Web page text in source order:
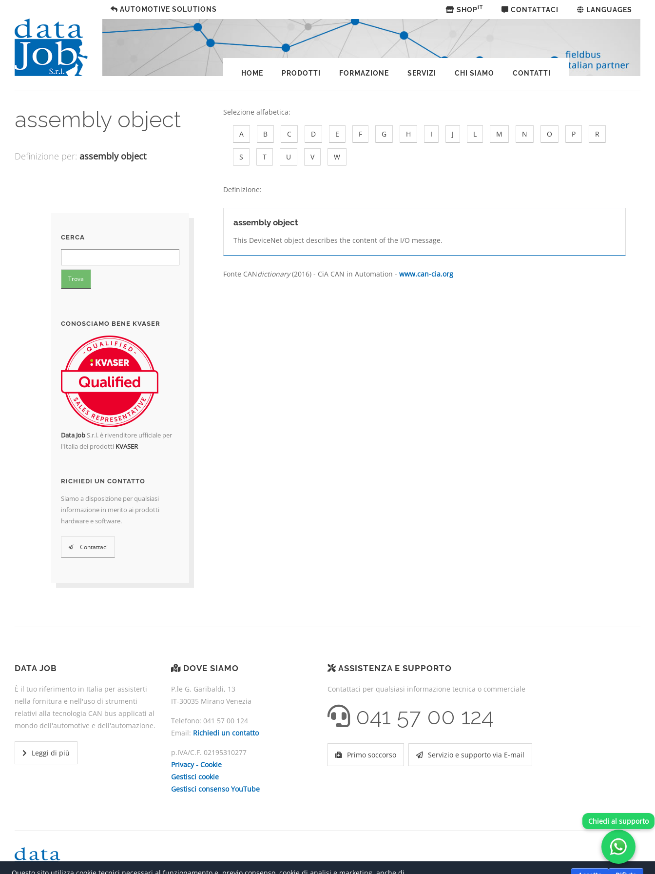
AUTOMOTIVE SOLUTIONS SHOP IT CONTATTACI LANGUAGES
HOME PRODOTTI FORMAZIONE SERVIZI CHI SIAMO CONTATTI
assembly object
Definizione per: assembly object
Selezione alfabetica:
A B C D E F G H I J L M N O P R
S T U V W
Definizione:
assembly object
This DeviceNet object describes the content of the I/O message.
Fonte CANdictionary(2016) - CiA CAN in Automation - www.can-cia.org
CERCA
CONOSCIAMO BENE KVASER
Data JobS.r.l. è rivenditore ufficiale per
l'Italia dei prodotti KVASER
RICHIEDI UN CONTATTO
Siamo a disposizione per qualsiasi
informazione in merito ai prodotti
hardware e software.
Contattaci
DATA JOB
È il tuo riferimento in Italia per assisterti
nella fornitura e nell'uso di strumenti
relativi alla tecnologia CAN bus applicati al
mondo dell'automotive e dell'automazione.
Leggi di più
DOVE SIAMO
P.le G. Garibaldi, 13
IT-30035 Mirano Venezia
Telefono: 041 57 00 124
Email: Richiedi un contatto
p.IVA/C.F. 02195310277
Privacy - Cookie
Gestisci cookie
Gestisci consenso YouTube
ASSISTENZA E SUPPORTO
Contattaci per qualsiasi informazione tecnica o commerciale
041 57 00 124
Primo soccorso Servizio e supporto via E-mail
Chiedi al supporto